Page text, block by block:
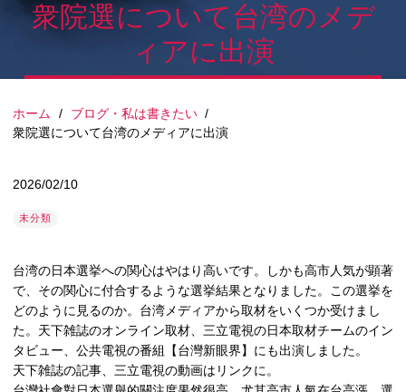
衆院選について台湾のメデ
ィアに出演
ホーム / ブログ・私は書きたい /
衆院選について台湾のメディアに出演
2026/02/10
未分類
台湾の日本選挙への関心はやはり高いです。しかも高市人気が顕著
で、その関心に付合するような選挙結果となりました。この選挙を
どのように見るのか。台湾メディアから取材をいくつか受けまし
た。天下雑誌のオンライン取材、三立電視の日本取材チームのイン
タビュー、公共電視の番組【台灣新眼界】にも出演しました。
天下雑誌の記事、三立電視の動画はリンクに。